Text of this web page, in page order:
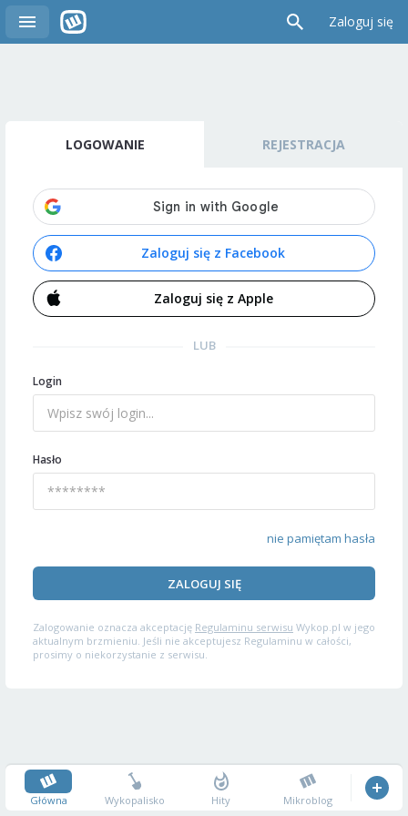
Zaloguj się
LOGOWANIE REJESTRACJA
Zaloguj się z Facebook
Zaloguj się z Apple
LUB
Login
Hasło
nie pamiętam hasła
ZALOGUJ SIĘ
Zalogowanie oznacza akceptację Regulaminu serwisu Wykop.pl w jego
aktualnym brzmieniu. Jeśli nie akceptujesz Regulaminu w całości,
prosimy o niekorzystanie z serwisu.
Główna Wykopalisko Hity Mikroblog